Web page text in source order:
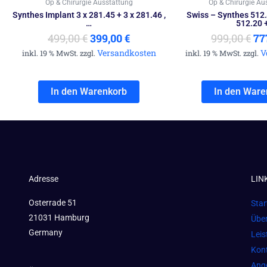
Op & Chirurgie Ausstattung
Synthes Implant 3 x 281.45 + 3 x 281.46 ,
…
499,00€399,00€
inkl. 19 % MwSt. zzgl. Versandkosten
In den Warenkorb
Op & Chirurgie
Swiss – Synthes
512.20
999,00€
inkl. 19 % MwSt. zzgl.
In den
Adresse
Osterrade 51
21031 Hamburg
Germany